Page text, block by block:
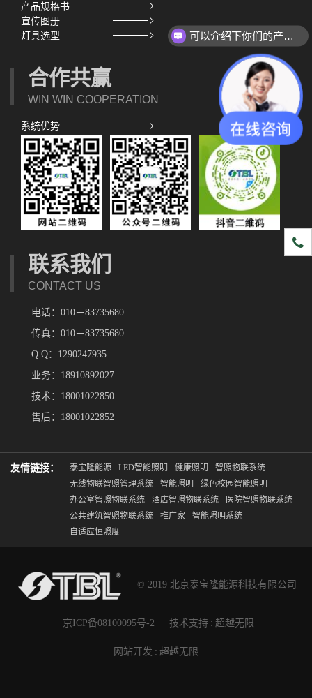
产品规格书
宣传图册
灯具选型
合作共赢
WIN WIN COOPERATION
系统优势
联系我们
CONTACT US
电话：010－83735680
传真：010－83735680
Q Q：1290247935
业务：18910892027
技术：18001022850
售后：18001022852
友情链接： 泰宝隆能源 LED智能照明 健康照明
智照物联系统
无线物联智照管理系统
智能照明
绿色校园智能照明
办公室智照物联系统
酒店智照物联系统
医院智照物联系统
公共建筑智照物联系统
推广家
智能照明系统
自适应恒照度
© 2019 北京泰宝隆能源科技有限公司
京ICP备08100095号-2 技术支持 : 超越无限
网站开发 : 超越无限
可以介绍下你们的产品么？